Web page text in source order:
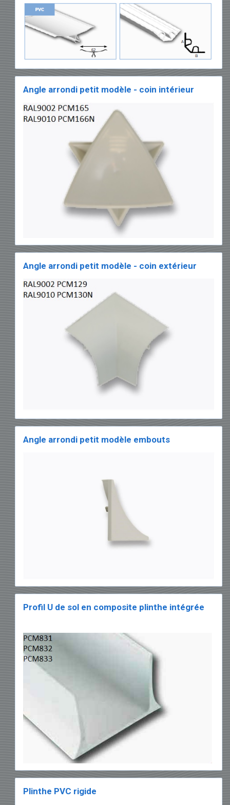
Angle arrondi petit modèle - coin intérieur
Angle arrondi petit modèle - coin extérieur
Angle arrondi petit modèle embouts
Profil U de sol en composite plinthe intégrée
Plinthe PVC rigide